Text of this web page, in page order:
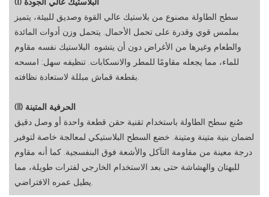
(أ) البلاستيك عالي الجودة
سطح الطاولة مصنوع من بلاستيك عالي القوة وصديق للبيئة، يتميز
بملمس قوي وقدرة على تحمل الأحمال. يتحمل وزن أدوات المائدة
والطعام وغيرها من الأغراض دون أن يتشوه. البلاستيك نفسه مقاوم
للماء، مما يجعله مقاومًا للمطر والانسكابات. تنظيفه سهل: امسحه
بقطعة قماش مبللة لاستعادة نظافته.
(II) الحرفية المتينة
صُنع سطح الطاولة باستخدام تقنية حقن قطعة واحدة أو وصل دقيق
لضمان بنية متينة ومتينة. خضع السطح البلاستيكي لمعالجة خاصة لتوفير
درجة معينة من مقاومة التآكل والأشعة فوق البنفسجية. كما أنه مقاوم
للبهتان والهشاشة حتى بعد الاستخدام الخارجي لفترات طويلة، مما
يطيل عمره الافتراضي.